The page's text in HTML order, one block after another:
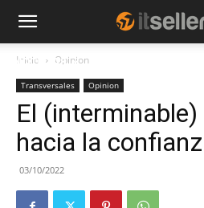
NOTICIAS
Inicio Opinion
Transversales Opinion
El
hacia la
03/10/2022